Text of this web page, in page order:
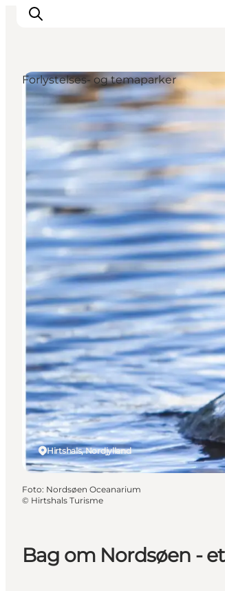
Oplevelser og aktiviteter
Planlæg din tur
Byer og steder
Guides
Det sker
For børn
Bag om Nordsøen -
Hirtshals, Nordjylland
Forlystelses- og temaparker
Foto: Nordsøen Oceanarium
© Hirtshals Turisme